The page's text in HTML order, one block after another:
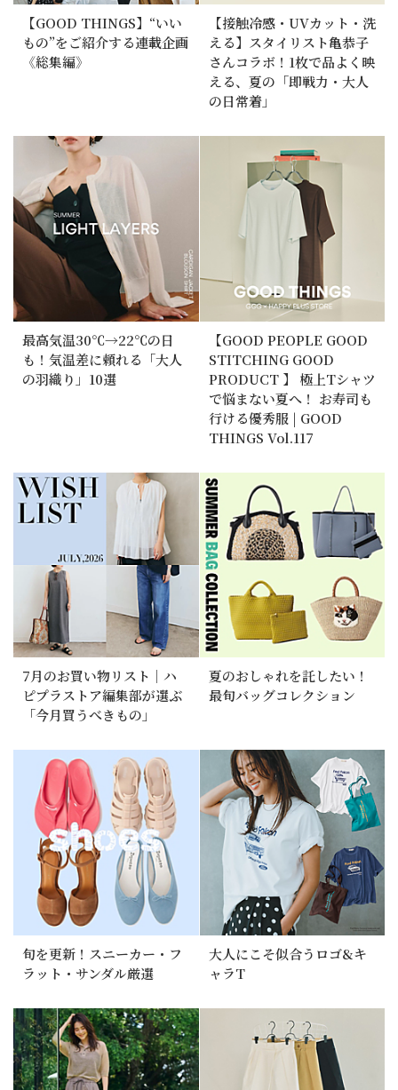
【GOOD THINGS】“いい
もの”をご紹介する連載企画
《総集編》
【接触冷感・UVカット・洗
える】スタイリスト亀恭子
さんコラボ！1枚で品よく映
える、夏の「即戦力・大人
の日常着」
最高気温30℃→22℃の日
も！気温差に頼れる「大人
の羽織り」10選
【GOOD PEOPLE GOOD
STITCHING GOOD
PRODUCT 】 極上Tシャツ
で悩まない夏へ！ お寿司も
行ける優秀服 | GOOD
THINGS Vol.117
7月のお買い物リスト｜ハ
ピプラストア編集部が選ぶ
「今月買うべきもの」
夏のおしゃれを託したい！
最旬バッグコレクション
旬を更新！スニーカー・フ
ラット・サンダル厳選
大人にこそ似合うロゴ&キ
ャラT